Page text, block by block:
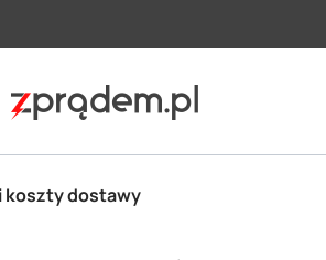
koszty dostawy